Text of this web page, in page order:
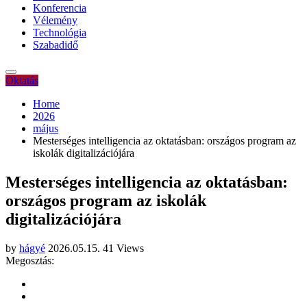
Konferencia
Vélemény
Technológia
Szabadidő
Oktatás
Home
2026
május
Mesterséges intelligencia az oktatásban: országos program az
iskolák digitalizációjára
Mesterséges intelligencia az oktatásban:
országos program az iskolák
digitalizációjára
by hágyé 2026.05.15. 41 Views
Megosztás: